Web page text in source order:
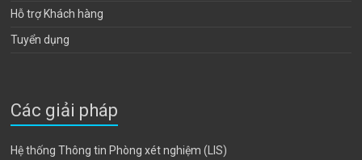
Hỗ trợ Khách hàng
Tuyển dụng
Các giải pháp
Hệ thống Thông tin Phòng xét nghiệm (LIS)